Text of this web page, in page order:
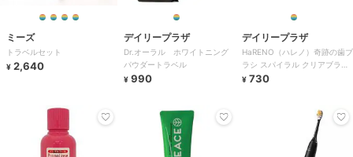
ミーズ
トラベルセット
¥ 2,640
デイリープラザ
Dr.オーラル ホワイトニング
パウダートラベル
¥ 990
デイリープラザ
HaRENO（ハレノ）奇跡の歯ブ
ラシ スパイラル クリアブラッ
ク
¥ 730